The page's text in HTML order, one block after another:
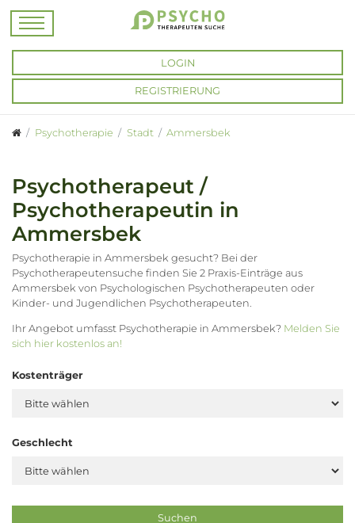
LOGIN
REGISTRIERUNG
Psychotherapie Stadt Ammersbek
Psychotherapeut /
Psychotherapeutin in
Ammersbek
Psychotherapie in Ammersbek gesucht? Bei der
Psychotherapeutensuche finden Sie 2 Praxis-Einträge aus
Ammersbek von Psychologischen Psychotherapeuten oder
Kinder- und Jugendlichen Psychotherapeuten.
Ihr Angebot umfasst Psychotherapie in Ammersbek? Melden Sie
sich hier kostenlos an!
Kostenträger
Geschlecht